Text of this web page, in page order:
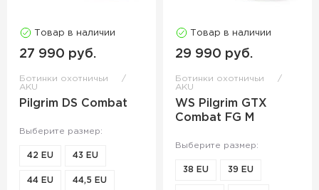
Товар в наличии
27 990 руб.
Ботинки охотничьи
AKU
Pilgrim DS Combat
Выберите размер:
42 EU 43 EU
44 EU 44,5 EU
Товар в наличии
29 990 руб.
Ботинки охотничьи
AKU
WS Pilgrim GTX
Combat FG M
Выберите размер:
38 EU 39 EU